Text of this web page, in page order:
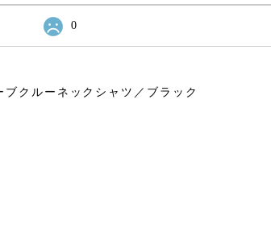
0
クルーネックシャツ／ブラック